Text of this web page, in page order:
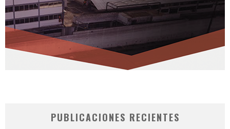
PUBLICACIONES RECIENTES